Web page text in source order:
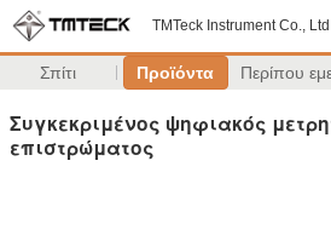
TMTeck Instrument Co., Ltd
Σπίτι Προϊόντα Περίπου
Συγκεκριμένος ψηφιακός
επιστρώματος